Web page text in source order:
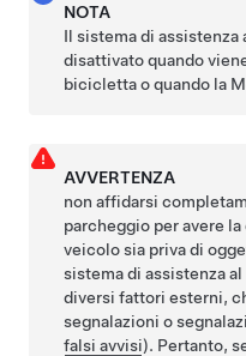
NOTA
Il sistema di
disattivato quando
bicicletta o quando la
AVVERTENZA
non affidarsi
parcheggio per avere
veicolo sia priva di
sistema di assistenza
diversi fattori esterni,
segnalazioni o
falsi avvisi). Pertanto,